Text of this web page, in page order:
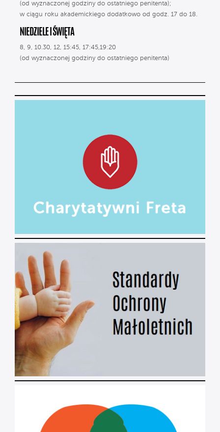
(od wyznaczonej godziny do ostatniego penitenta);
w ciągu roku akademickiego dodatkowo od godz. 17 do 18.
NIEDZIELE I ŚWIĘTA
8, 9, 10.30, 12, 15:45, 17:45,19:20
(od wyznaczonej godziny do ostatniego penitenta)